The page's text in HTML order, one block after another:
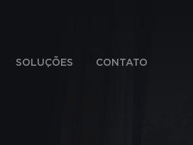
SOLUÇÕES CONTATO